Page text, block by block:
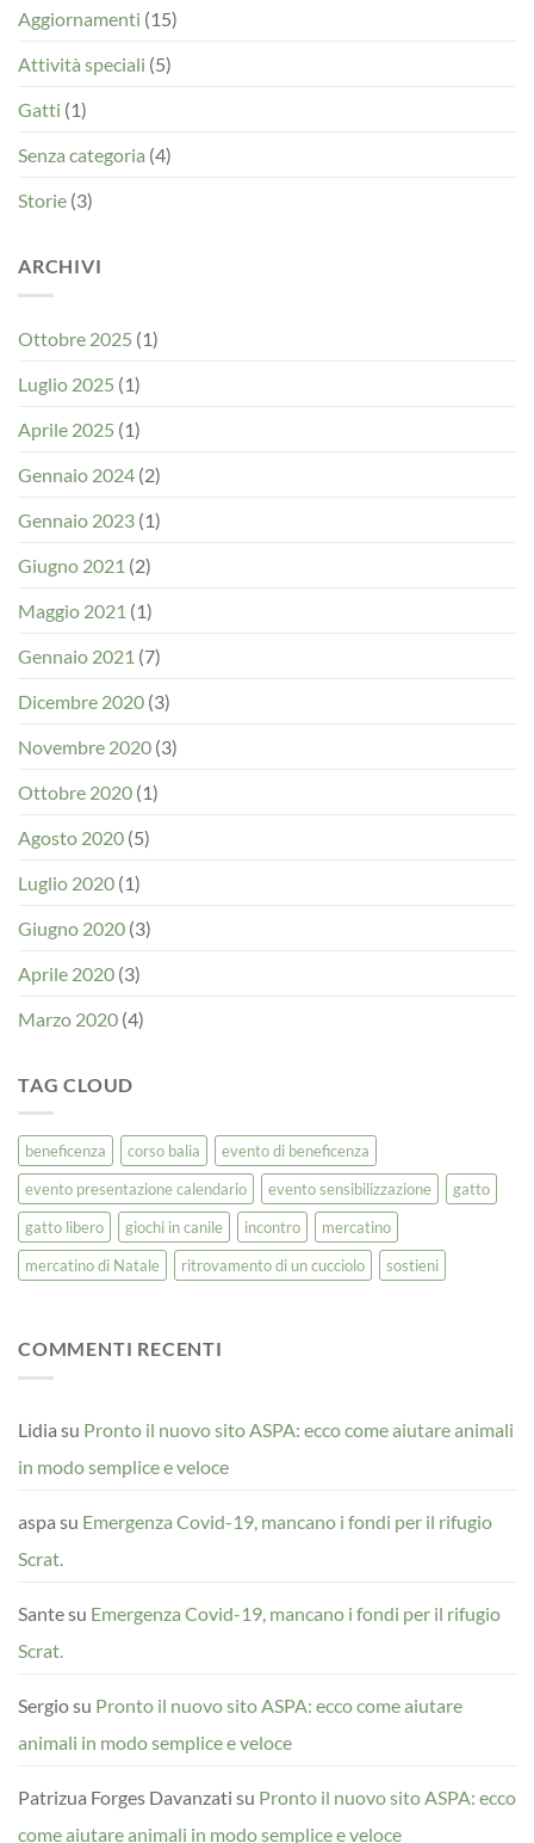
Aggiornamenti (15)
Attività speciali (5)
Gatti (1)
Senza categoria (4)
Storie (3)
ARCHIVI
Ottobre 2025 (1)
Luglio 2025 (1)
Aprile 2025 (1)
Gennaio 2024 (2)
Gennaio 2023 (1)
Giugno 2021 (2)
Maggio 2021 (1)
Gennaio 2021 (7)
Dicembre 2020 (3)
Novembre 2020 (3)
Ottobre 2020 (1)
Agosto 2020 (5)
Luglio 2020 (1)
Giugno 2020 (3)
Aprile 2020 (3)
Marzo 2020 (4)
TAG CLOUD
beneficenza corso balia
evento di beneficenza
evento presentazione calendario
evento sensibilizzazione
gatto
gatto libero
giochi in canile incontro
mercatino
mercatino di Natale
ritrovamento di un cucciolo sostieni
COMMENTI RECENTI
Lidia su Pronto il nuovo sito ASPA: ecco come aiutare animali
in modo semplice e veloce
aspa su Emergenza Covid-19, mancano i fondi per il rifugio
Scrat.
Santesu Emergenza Covid-19, mancano i fondi per il rifugio
Scrat.
Sergiosu Pronto il nuovo sito ASPA: ecco come aiutare
animali in modo semplice e veloce
Patrizua Forges Davanzati su Pronto il nuovo sito ASPA: ecco
come aiutare animali in modo semplice e veloce